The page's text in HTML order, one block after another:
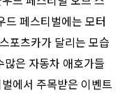
드 페스티벌에는 모터
포츠카가 달리는 모습
은 자동차 애호가들
에서 주목받은 이벤트